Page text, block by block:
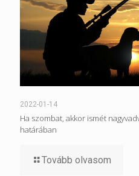
2022-01-14
Ha szombat, akkor ismét
határában
Tovább olvasom